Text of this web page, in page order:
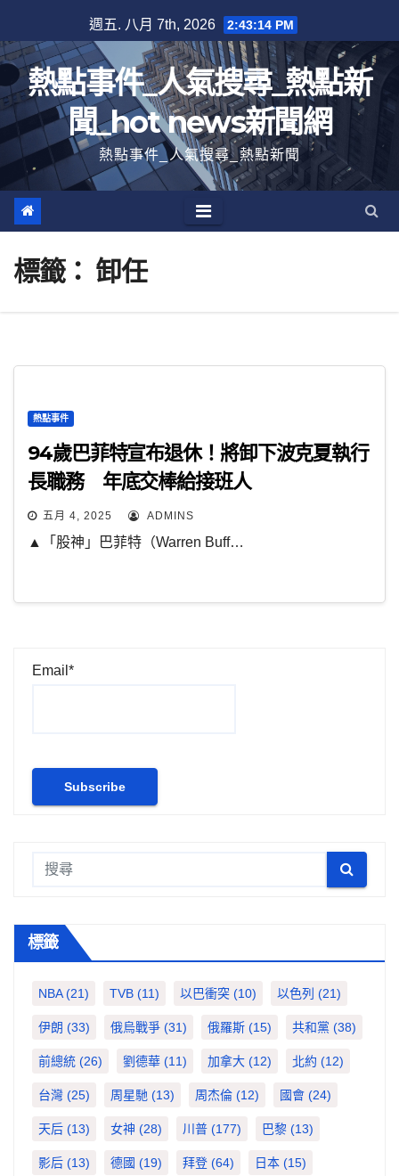
至
內
容
週五. 八月 7th, 2026 2:43:14 PM
熱點事件_人氣搜尋_熱點新
聞_hot news新聞網
熱點事件_人氣搜尋_熱點新聞
標籤： 卸任
熱點事件
94歲巴菲特宣布退休！將卸下波克夏執行
長職務 年底交棒給接班人
五月 4, 2025 ADMINS
▲「股神」巴菲特（Warren Buff…
Email*
標籤
NBA(21) TVB (11) 以巴衝突 (10) 以色列 (21)
伊朗 (33) 俄烏戰爭 (31) 俄羅斯 (15) 共和黨 (38)
前總統 (26) 劉德華 (11) 加拿大 (12) 北約 (12)
台灣 (25) 周星馳 (13) 周杰倫 (12) 國會 (24)
天后 (13) 女神 (28) 川普 (177) 巴黎 (13)
影后 (13) 德國 (19) 拜登 (64) 日本 (15)